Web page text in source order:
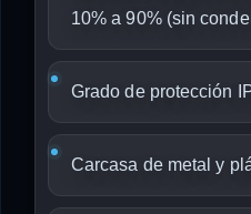
10% a 90% (sin
Grado de protección
Carcasa de metal y